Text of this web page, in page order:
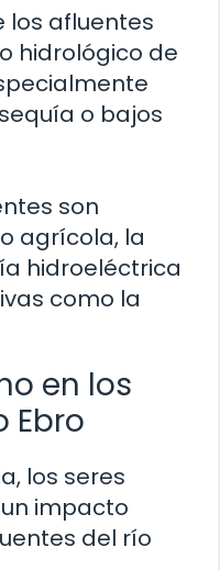
los afluentes
hidrológico de
o bajos
son
agrícola, la
hidroeléctrica
como la
en los
Ebro
los seres
impacto
del río